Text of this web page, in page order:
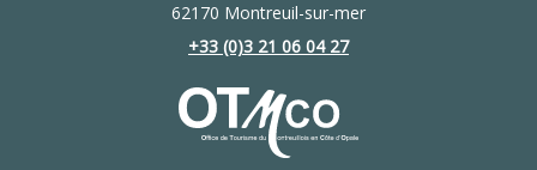
62170 Montreuil-sur-mer
+33 (0)3 21 06 04 27